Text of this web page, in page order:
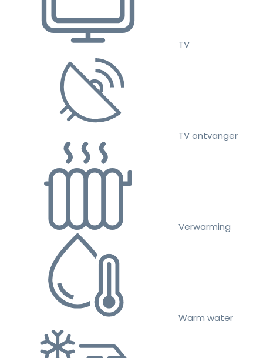
TV
TV ontvanger
Verwarming
Warm water